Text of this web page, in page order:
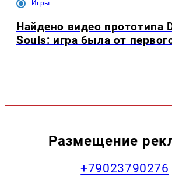
Игры
Найдено видео прототипа
Souls: игра была от
Размещение
+79023790276